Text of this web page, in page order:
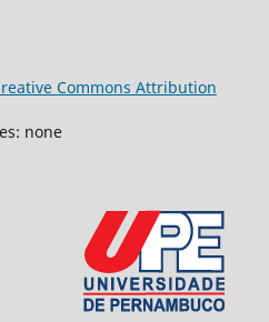
Commons Attribution
none